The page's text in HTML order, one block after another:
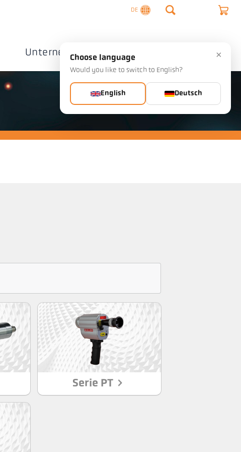
DE
Unternehmen Kontakte
Serie PT
×
Choose language
Would you like to switch to English?
English Deutsch